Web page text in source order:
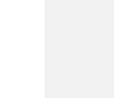
「終於能
白海豚颱風